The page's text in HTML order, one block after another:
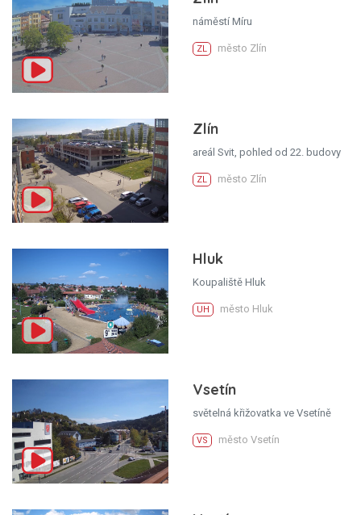
náměstí Míru
ZL město Zlín
Zlín
areál Svit, pohled od 22. budovy
ZL město Zlín
Hluk
Koupaliště Hluk
UH město Hluk
Vsetín
světelná křižovatka ve Vsetíně
VS město Vsetín